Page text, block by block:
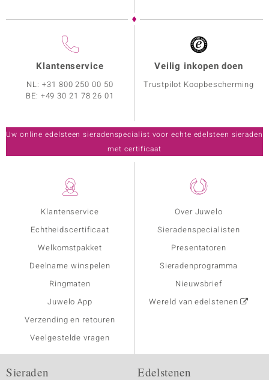
Klantenservice
Echtheidscertificaat
Welkomstpakket
Deelname winspelen
Ringmaten
Juwelo App
Verzending en retouren
Veelgestelde vragen
Over Juwelo
Sieradenspecialisten
Presentatoren
Sieradenprogramma
Nieuwsbrief
Wereld van edelstenen
Klantenservice
NL:+31 800 250 00 50
BE: +49 30 21 78 26 01
Veilig inkopen doen
Trustpilot Koopbescherming
Uw online edelsteen sieradenspecialist voor echte edelsteen sieraden
met certificaat
Sieraden Edelstenen